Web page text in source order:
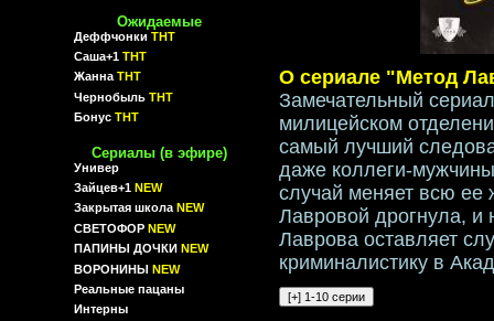
Ожидаемые
Деффчонки ТНТ
Саша+1 ТНТ
Жанна ТНТ
Чернобыль ТНТ
Бонус ТНТ
Сериалы (в эфире)
Универ
Зайцев+1 NEW
Закрытая школа NEW
СВЕТОФОР NEW
ПАПИНЫ ДОЧКИ NEW
ВОРОНИНЫ NEW
Реальные пацаны
Интерны
О сериале "Метод
Замечательный
милицейском
самый лучший
даже коллеги-
случай меняет всю ее
Лавровой дрогнула, и
Лаврова оставляет
криминалистику в